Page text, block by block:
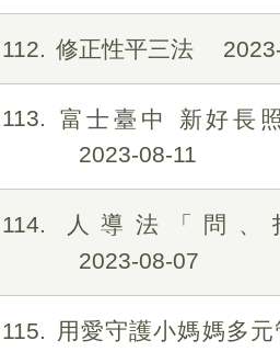
112 修正性平三法
113
富士臺中 新好長
2023-08-11
114
人導法「問、
2023-08-07
115
用愛守護小媽媽多